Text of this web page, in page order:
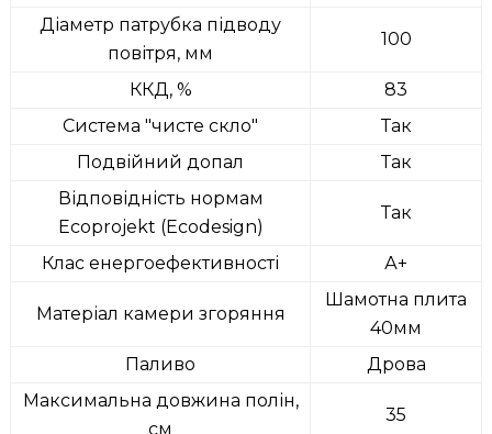
Діаметр патрубка підводу
повітря, мм
100
ККД, %
83
Система "чисте скло"
Так
Подвійний допал
Так
Відповідність нормам
Ecoprojekt (Ecodesign)
Так
Клас енергоефективності А+
Матеріал камери згоряння
Шамотна плита
40мм
Паливо
Дрова
Максимальна довжина полін,
см
35